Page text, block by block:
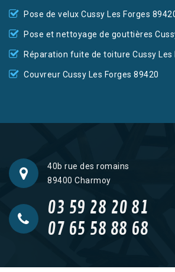
Pose de velux Cussy Les Forges
Pose et nettoyage de gouttières
Réparation fuite de toiture Cussy Les
Couvreur Cussy Les Forges 89420
40b rue des romains
89400 Charmoy
03 59 28 20 81
07 65 58 88 68